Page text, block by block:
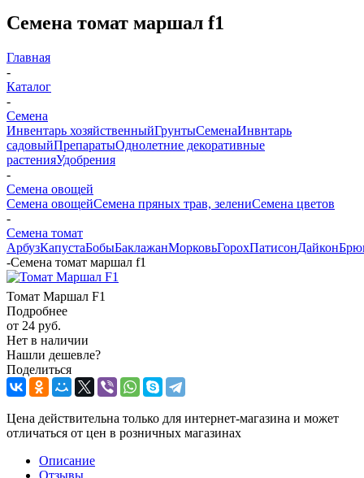
Семена томат маршал f1
Главная
-
Каталог
-
Семена
Инвентарь хозяйственныйГрунтыСеменаИнвнтарь
садовыйПрепаратыОднолетние декоративные
растенияУдобрения
-
Семена овощей
Семена овощейСемена пряных трав, зелениСемена цветов
-
Семена томат
АрбузКапустаБобыБаклажанМорковьГорохПатисонДайкон
-Семена томат маршал f1
Томат Маршал F1
Подробнее
от 24 руб.
Нет в наличии
Нашли дешевле?
Поделиться
Цена действительна только для интернет-магазина и может
отличаться от цен в розничных магазинах
Описание
Отзывы